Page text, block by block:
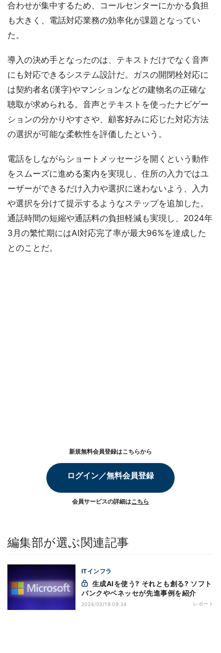
合わせが集中するため、コールセンターにかかる負担
も大きく、電話対応業務の効率化が課題となってい
た。
導入の決め手となったのは、テキストだけでなく音声
にも対応できるシステム設計だ。ガスの開閉栓対応に
は契約者名(漢字)やマンションなどの建物名の正確な
聴取が求められる。音声とテキストを使ったナビゲー
ションの分かりやすさや、顧客好みに応じた対応方法
の選択が可能な柔軟性を評価したという。
電話をしながらショートメッセージを開くという動作
をスムーズに進める案内を実現し、住所の入力ではユ
ーザーができるだけ入力や選択に迷わないよう、入力
や選択を分けて提示するようなステップを追加した。
通話時間の短縮や通話料の負担軽減も実現し、2024年
3月の繁忙期にはAI対応完了率が最大96%を達成した
とのことだ。
新規無料会員登録はこちらから
ログイン／無料会員登録
会員サービスの詳細はこちら
編集部が選ぶ関連記事
ITインフラ
バンクやベネッセが先進事例を紹介
2024/03/19 09:24 レポート